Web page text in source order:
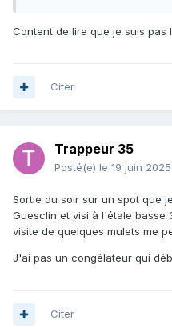
Content de lire que je suis pas
Citer
Trappeur 35
Posté(e) le 19 juin 2025
Sortie du soir sur un spot que
Guesclin et visi à l'étale basse
visite de quelques mulets me
J'ai pas un congélateur qui
Citer